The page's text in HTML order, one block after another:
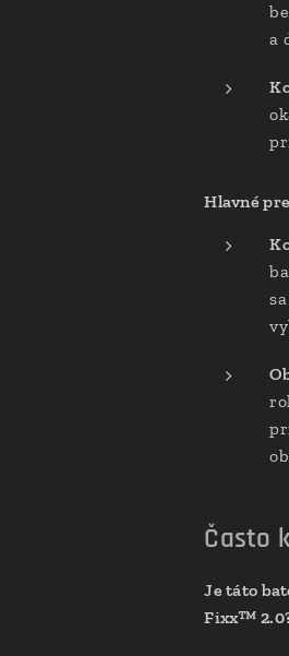
a
Hlavné
Často
Je táto
Fixx™